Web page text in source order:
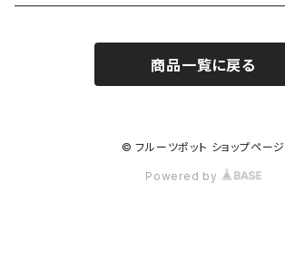
インフルエンサー
商品一覧に戻る
© フルーツポット ショップページ
Powered by